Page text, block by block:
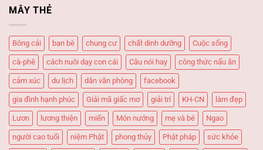
cưỡng!
Món
“Quốc
dân”
MÂY THẺ
Bông cải bạn bè chung cư chất dinh dưỡng Cuộc sống
cà-phê cách nuôi dạy con cái Câu nói hay công thức nấu ăn
cảm xúc du lịch dân văn phòng facebook
gia đình hạnh phúc Giải mã giấc mơ giải trí KH-CN làm đẹp
Lươn lương thiện miến Món nướng mẹ và bé Ngao
người cao tuổi niệm Phật phong thủy Phật pháp sức khỏe